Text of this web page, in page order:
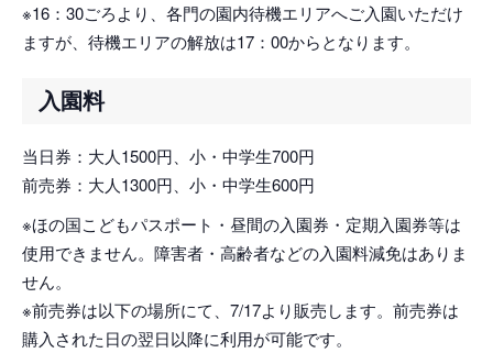
※16：30ごろより、各門の園内待機エリアへご入園いただけ
ますが、待機エリアの解放は17：00からとなります。
入園料
当日券：大人1500円、小・中学生700円
前売券：大人1300円、小・中学生600円
※ほの国こどもパスポート・昼間の入園券・定期入園券等は
使用できません。障害者・高齢者などの入園料減免はありま
せん。
※前売券は以下の場所にて、7/17より販売します。前売券は
購入された日の翌日以降に利用が可能です。